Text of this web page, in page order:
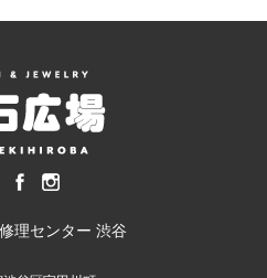
理センター 渋谷